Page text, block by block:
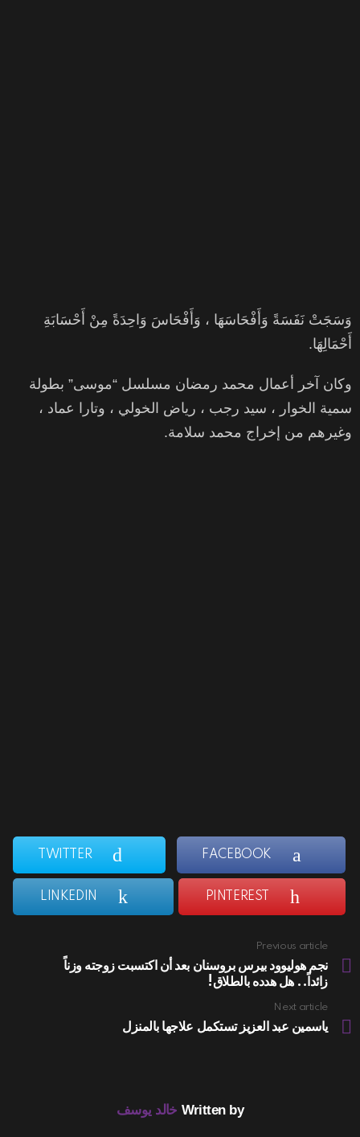
وَسَجَتْ نَفَسَةً وَأَفْحَاسَهَا ، وَأَفْحَاسَ وَاحِدَةً مِنْ أَحْسَابَةِ
أَحْمَالِهَا.
وكان آخر أعمال محمد رمضان مسلسل “موسى” بطولة
سمية الخوار ، سيد رجب ، رياض الخولي ، وتارا عماد ،
وغيرهم من إخراج محمد سلامة.
FACEBOOK
TWITTER
PINTEREST
LINKEDIN
more
Previous article
نجم هوليوود بيرس بروسنان بعد أن اكتسبت زوجته وزناً
زائداً.. هل هدده بالطلاق!
Next article
ياسمين عبد العزيز تستكمل علاجها بالمنزل
Written by خالد يوسف